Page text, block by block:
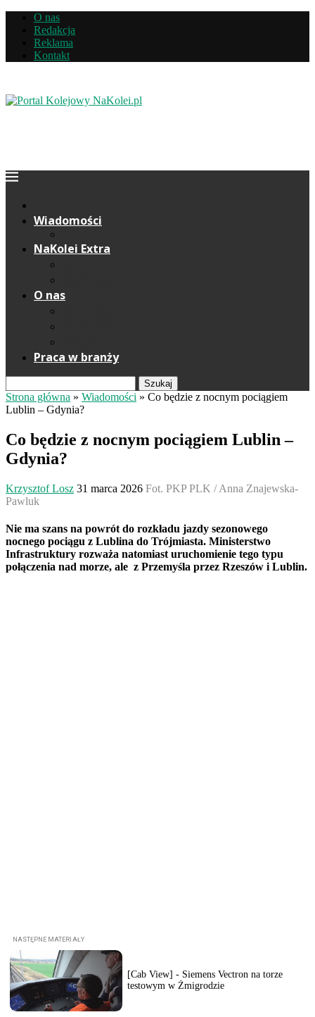
O nas
Redakcja
Reklama
Kontakt
Wiadomości
NaKolei Extra
O nas
Praca w branży
Szukaj
Strona główna » Wiadomości » Co będzie z nocnym pociągiem
Lublin – Gdynia?
Co będzie z nocnym pociągiem Lublin –
Gdynia?
Krzysztof Losz 31 marca 2026 Fot. PKP PLK / Anna Znajewska-
Pawluk
Nie ma szans na powrót do rozkładu jazdy sezonowego
nocnego pociągu z Lublina do Trójmiasta. Ministerstwo
Infrastruktury rozważa natomiast uruchomienie tego typu
połączenia nad morze, ale z Przemyśla przez Rzeszów i Lublin.
[Cab View] - Siemens Vectron na torze
testowym w Żmigrodzie